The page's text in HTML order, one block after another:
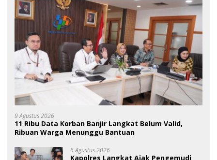
9 Agustus 2026
11 Ribu Data Korban Banjir Langkat Belum Valid,
Ribuan Warga Menunggu Bantuan
6 Agustus 2026
Kapolres Langkat Ajak Pengemudi